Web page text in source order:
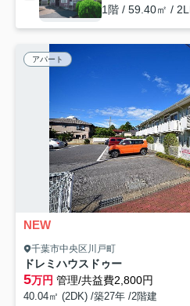
1階 / 59.40㎡ /
アパート
NEW
千葉市中央区川戸町
ドレミハウスドゥー
5万円 管理/共益費2,800円
40.04㎡ (2DK) /築27年 /2階建